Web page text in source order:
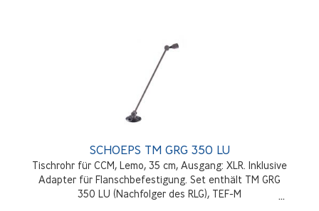
SCHOEPS TM GRG 350 LU
Tischrohr für CCM, Lemo, 35 cm, Ausgang: XLR. Inklusive
Adapter für Flanschbefestigung. Set enthält TM GRG
350 LU (Nachfolger des RLG), TEF-M